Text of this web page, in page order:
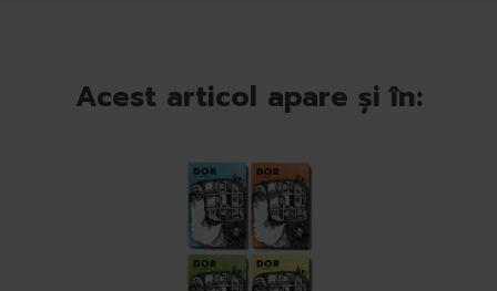
Acest articol apare și în: